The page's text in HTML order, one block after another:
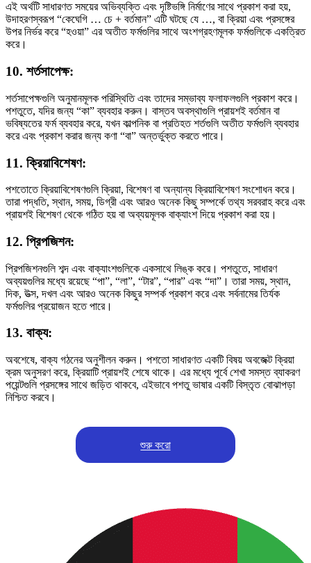
এই অর্থটি সাধারণত সময়ের অভিব্যক্তি এবং দৃষ্টিভঙ্গি নির্মাণের সাথে প্রকাশ করা হয়,
উদাহরণস্বরূপ “কেঘেগি … চে + বর্তমান” এটি ঘটছে যে …, বা ক্রিয়া এবং প্রসঙ্গের
উপর নির্ভর করে “হওয়া” এর অতীত ফর্মগুলির সাথে অংশগ্রহণমূলক ফর্মগুলিকে একত্রিত
করে।
10. শর্তসাপেক্ষ:
শর্তসাপেক্ষগুলি অনুমানমূলক পরিস্থিতি এবং তাদের সম্ভাব্য ফলাফলগুলি প্রকাশ করে।
পশতুতে, যদির জন্য “কা” ব্যবহার করুন। বাস্তব অবস্থাগুলি প্রায়শই বর্তমান বা
ভবিষ্যতের ফর্ম ব্যবহার করে, যখন কাল্পনিক বা প্রতিহত শর্তগুলি অতীত ফর্মগুলি ব্যবহার
করে এবং প্রকাশ করার জন্য কণা “বা” অন্তর্ভুক্ত করতে পারে।
11. ক্রিয়াবিশেষণ:
পশতোতে ক্রিয়াবিশেষণগুলি ক্রিয়া, বিশেষণ বা অন্যান্য ক্রিয়াবিশেষণ সংশোধন করে।
তারা পদ্ধতি, স্থান, সময়, ডিগ্রী এবং আরও অনেক কিছু সম্পর্কে তথ্য সরবরাহ করে এবং
প্রায়শই বিশেষণ থেকে গঠিত হয় বা অব্যয়মূলক বাক্যাংশ দিয়ে প্রকাশ করা হয়।
12. প্রিপজিশন:
প্রিপজিশনগুলি শব্দ এবং বাক্যাংশগুলিকে একসাথে লিঙ্ক করে। পশতুতে, সাধারণ
অব্যয়গুলির মধ্যে রয়েছে “পা”, “লা”, “টার”, “পার” এবং “দা”। তারা সময়, স্থান,
দিক, উত্স, দখল এবং আরও অনেক কিছুর সম্পর্ক প্রকাশ করে এবং সর্বনামের তির্যক
ফর্মগুলির প্রয়োজন হতে পারে।
13. বাক্য:
অবশেষে, বাক্য গঠনের অনুশীলন করুন। পশতো সাধারণত একটি বিষয় অবজেক্ট ক্রিয়া
ক্রম অনুসরণ করে, ক্রিয়াটি প্রায়শই শেষে থাকে। এর মধ্যে পূর্বে শেখা সমস্ত ব্যাকরণ
পয়েন্টগুলি প্রসঙ্গের সাথে জড়িত থাকবে, এইভাবে পশতু ভাষার একটি বিস্তৃত বোঝাপড়া
নিশ্চিত করবে।
শুরু করো